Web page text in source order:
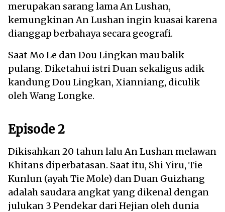
merupakan sarang lama An Lushan,
kemungkinan An Lushan ingin kuasai karena
dianggap berbahaya secara geografi.
Saat Mo Le dan Dou Lingkan mau balik
pulang. Diketahui istri Duan sekaligus adik
kandung Dou Lingkan, Xianniang, diculik
oleh Wang Longke.
Episode 2
Dikisahkan 20 tahun lalu An Lushan melawan
Khitans diperbatasan. Saat itu, Shi Yiru, Tie
Kunlun (ayah Tie Mole) dan Duan Guizhang
adalah saudara angkat yang dikenal dengan
julukan 3 Pendekar dari Hejian oleh dunia